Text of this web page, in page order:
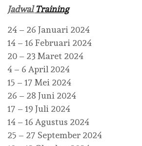
JadwalTraining
24 – 26 Januari 2024
14 – 16 Februari 2024
20 – 23 Maret 2024
4 – 6 April 2024
15 – 17 Mei 2024
26 – 28 Juni 2024
17 – 19 Juli 2024
14 – 16 Agustus 2024
25 – 27 September 2024